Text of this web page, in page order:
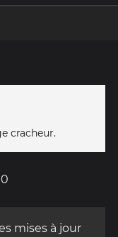
cracheur.
0
mises à jour